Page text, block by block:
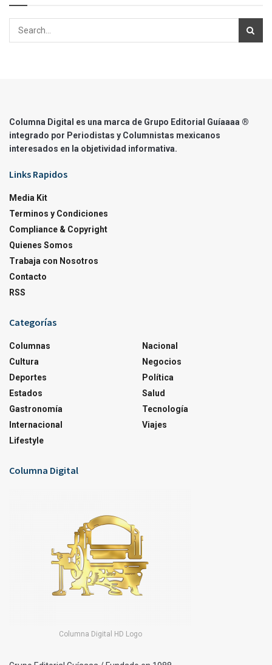
Columna Digital es una marca de Grupo Editorial Guíaaaa ®
integrado por Periodistas y Columnistas mexicanos
interesados en la objetividad informativa.
Links Rapidos
Media Kit
Terminos y Condiciones
Compliance & Copyright
Quienes Somos
Trabaja con Nosotros
Contacto
RSS
Categorías
Columnas
Cultura
Deportes
Estados
Gastronomía
Internacional
Lifestyle
Nacional
Negocios
Política
Salud
Tecnología
Viajes
Columna Digital
Columna Digital HD Logo